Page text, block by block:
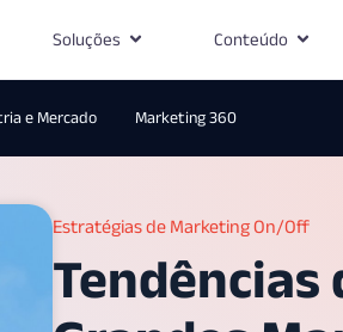
Soluções Conteúdo
e Mercado Marketing 360
Estratégias de Marketing On/Off
Tendências